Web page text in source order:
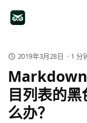
2019年3月28日 · 1 分
目列表的
么办？